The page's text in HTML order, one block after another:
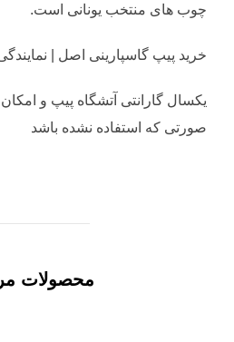
چوب های منتخب یونانی است.
خرید پیپ گاسپارینی اصل | نمایندگی
یکسال گارانتی آتشگاه پیپ و
صورتی که استفاده نشده باشد
محصولات